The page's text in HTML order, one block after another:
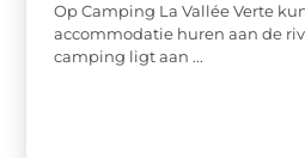
Op Camping La Vallée Verte
accommodatie huren aan de
camping ligt aan ...